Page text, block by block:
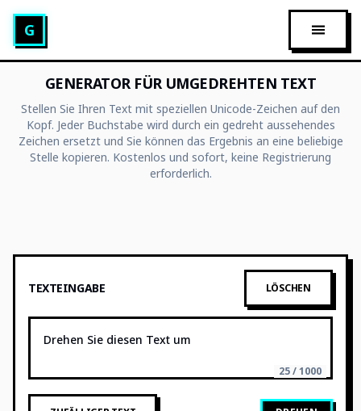
Glitch Text Generator
G
GENERATOR FÜR UMGEDREHTEN TEXT
Stellen Sie Ihren Text mit speziellen Unicode-Zeichen auf den
Kopf. Jeder Buchstabe wird durch ein gedreht aussehendes
Zeichen ersetzt und Sie können das Ergebnis an eine beliebige
Stelle kopieren. Kostenlos und sofort, keine Registrierung
erforderlich.
TEXTEINGABE LÖSCHEN
25 / 1000